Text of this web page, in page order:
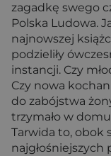
zagadkę swego
Polska Ludowa.
najnowszej
podzieliły
instancji. Czy
Czy nowa
do zabójstwa
trzymało w
Tarwida to, obok